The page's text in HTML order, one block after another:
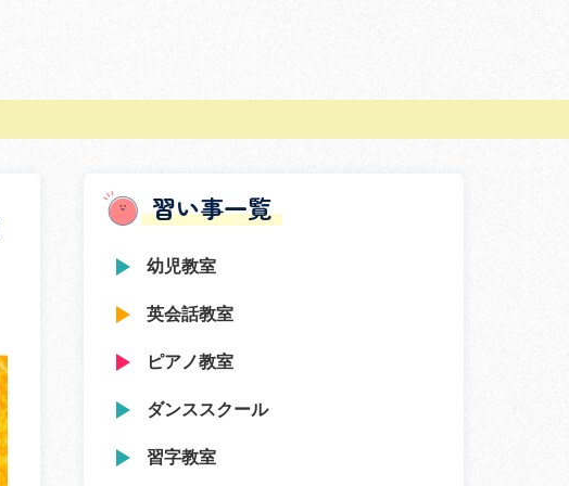
習い事一覧
幼児教室
英会話教室
ピアノ教室
ダンススクール
習字教室